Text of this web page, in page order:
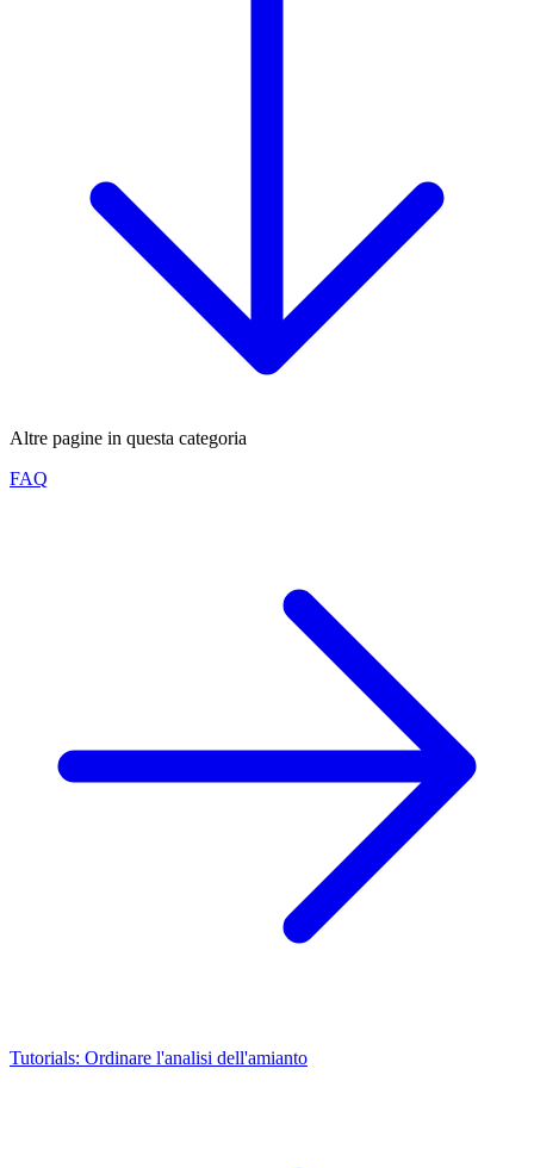
Altre pagine in questa categoria
FAQ
Tutorials: Ordinare l'analisi dell'amianto